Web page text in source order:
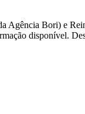
Agência Bori) e
disponível.